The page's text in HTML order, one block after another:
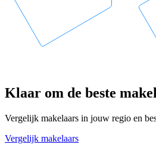
Klaar om de beste
Vergelijk makelaars in jouw regio en
Vergelijk makelaars